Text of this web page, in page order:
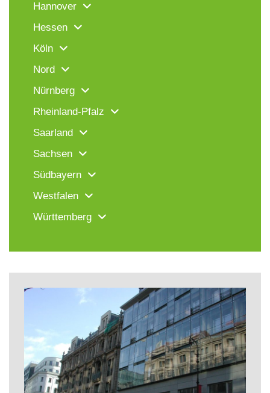
Hannover
Hessen
Köln
Nord
Nürnberg
Rheinland-Pfalz
Saarland
Sachsen
Südbayern
Westfalen
Württemberg